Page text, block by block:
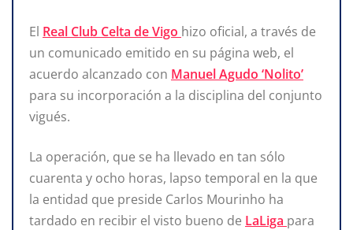
El Real Club Celta de Vigo hizo oficial, a través de
un comunicado emitido en su página web, el
acuerdo alcanzado con Manuel Agudo ‘Nolito’
para su incorporación a la disciplina del conjunto
vigués.
La operación, que se ha llevado en tan sólo
cuarenta y ocho horas, lapso temporal en la que
la entidad que preside Carlos Mourinho ha
tardado en recibir el visto bueno de LaLiga para